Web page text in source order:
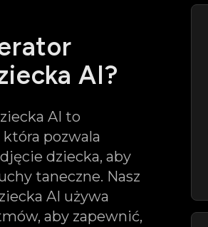
AI?
AI to
pozwala
dziecka, aby
taneczne. Nasz
AI używa
aby zapewnić,